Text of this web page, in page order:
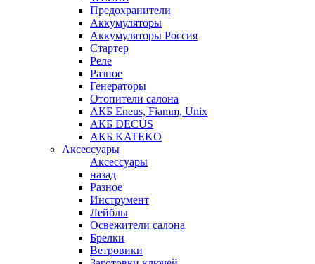
Предохранители
Аккумуляторы
Аккумуляторы Россия
Стартер
Реле
Разное
Генераторы
Отопители салона
АКБ Eneus, Fiamm, Unix
АКБ DECUS
АКБ KATEKO
Аксессуары
Аксессуары
назад
Разное
Инструмент
Лейблы
Освежители салона
Брелки
Ветровики